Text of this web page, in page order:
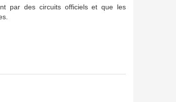
par des circuits officiels et que les